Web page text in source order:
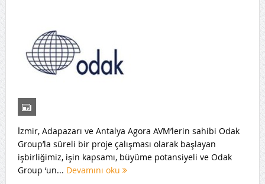
İzmir, Adapazarı ve Antalya Agora AVM’lerin sahibi Odak
Group’la süreli bir proje çalışması olarak başlayan
işbirliğimiz, işin kapsamı, büyüme potansiyeli ve Odak
Group ‘un... Devamını oku